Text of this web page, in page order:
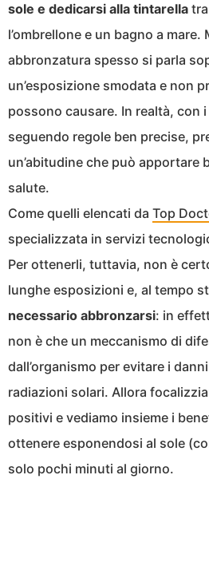
sole e dedicarsi alla tintarella
l’ombrellone e un bagno a mare.
abbronzatura spesso si parla
un’esposizione smodata e non
possono causare. In realtà, con
seguendo regole ben precise,
un’abitudine che può apportare
salute.
Come quelli elencati da Top
specializzata in servizi
Per ottenerli, tuttavia, non è
lunghe esposizioni e, al tempo
necessario abbronzarsi: in
non è che un meccanismo di
dall’organismo per evitare i
radiazioni solari. Allora
positivi e vediamo insieme i
ottenere esponendosi al sole
solo pochi minuti al giorno.